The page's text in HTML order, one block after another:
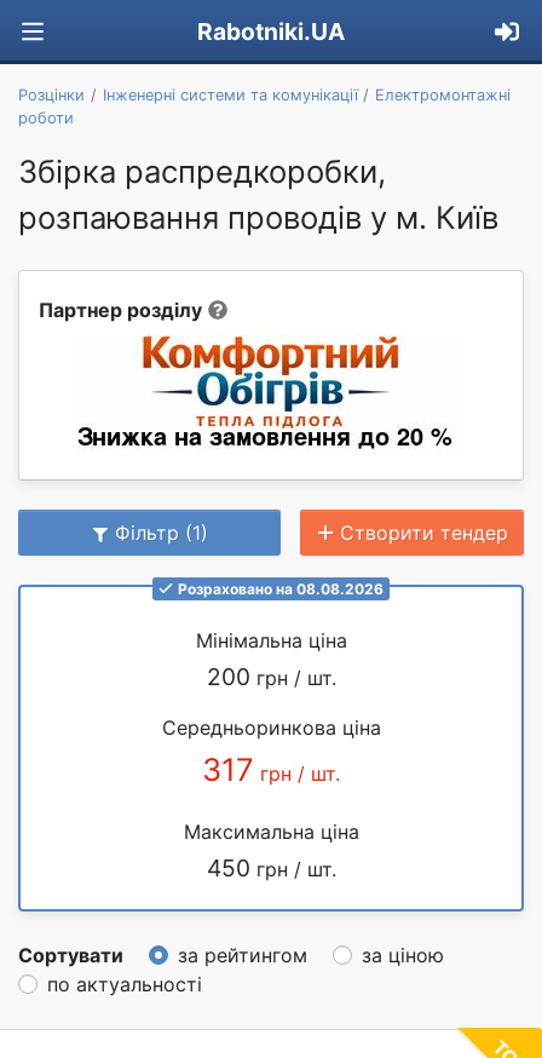
Rabotniki.UA
Розцінки Інженерні системи та комунікації
Електромонтажні
роботи
Збірка распредкоробки,
розпаювання проводів у м. Київ
Партнер розділу
Фільтр (1) Створити тендер
Розраховано на 08.08.2026
Мінімальна ціна
200 грн / шт.
Середньоринкова ціна
317 грн / шт.
Максимальна ціна
450 грн / шт.
Сортувати за рейтингом
за ціною
по актуальності